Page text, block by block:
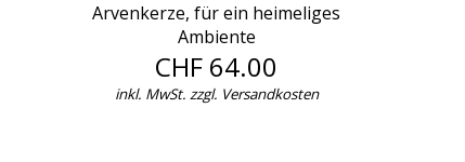
Arvenkerze, für ein heimeliges
Ambiente
CHF 64.00
inkl. MwSt. zzgl. Versandkosten